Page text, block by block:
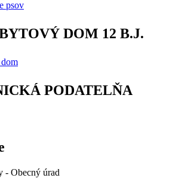
DOM 12 B.J.
PODATELŇA
- Obecný úrad